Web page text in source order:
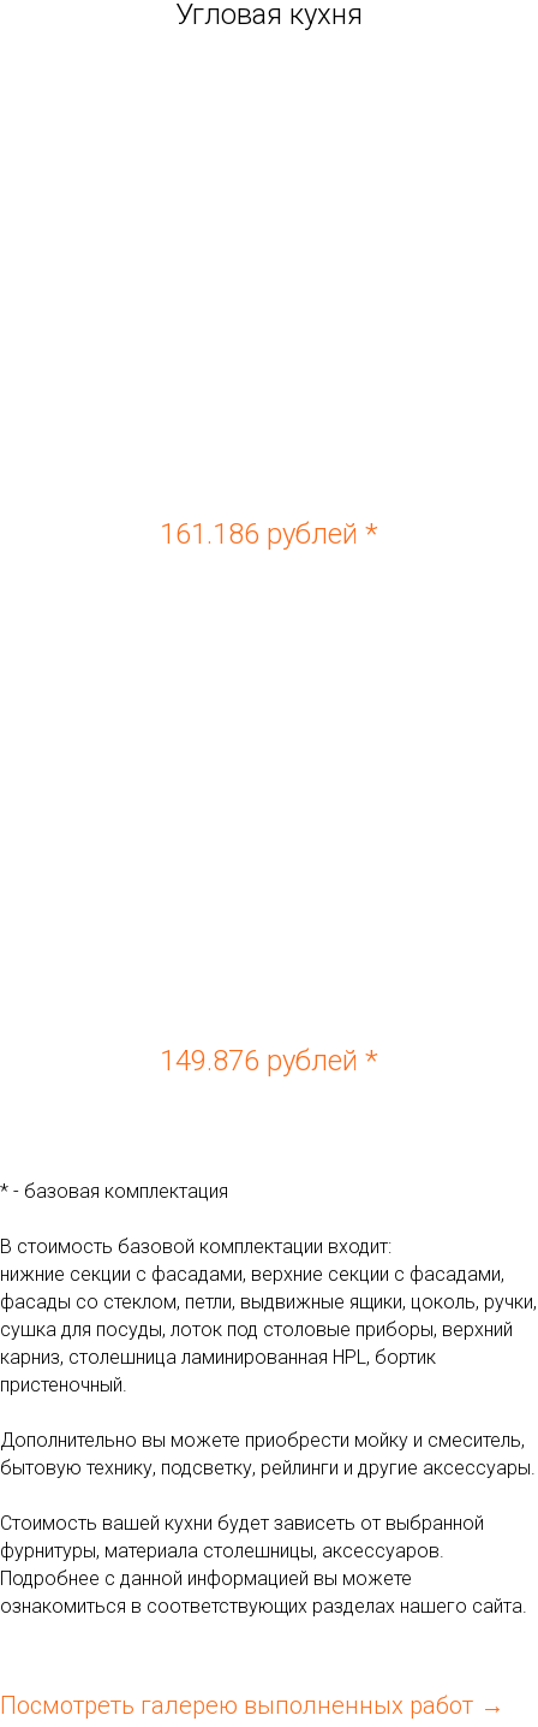
Угловая кухня
161.186 рублей *
149.876 рублей *
* - базовая комплектация
В стоимость базовой комплектации входит:
нижние секции с фасадами, верхние секции с фасадами,
фасады со стеклом, петли, выдвижные ящики, цоколь, ручки,
сушка для посуды, лоток под столовые приборы, верхний
карниз, столешница ламинированная HPL, бортик
пристеночный.
Дополнительно вы можете приобрести мойку и смеситель,
бытовую технику, подсветку, рейлинги и другие аксессуары.
Стоимость вашей кухни будет зависеть от выбранной
фурнитуры, материала столешницы, аксессуаров.
Подробнее с данной информацией вы можете
ознакомиться в соответствующих разделах нашего сайта.
Посмотреть галерею выполненных работ